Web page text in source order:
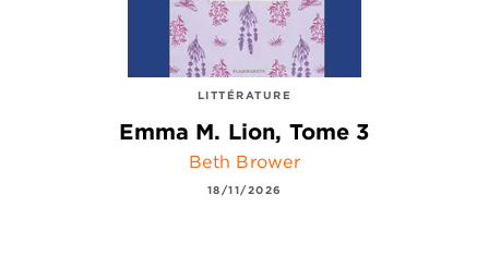
LITTÉRATURE
Emma M. Lion, Tome 3
Beth Brower
18/11/2026